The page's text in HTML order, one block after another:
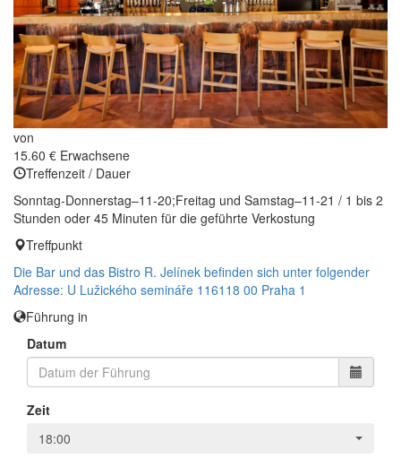
von
15.60 € Erwachsene
Treffenzeit / Dauer
Sonntag-Donnerstag–11-20;Freitag und Samstag–11-21 / 1 bis 2
Stunden oder 45 Minuten für die geführte Verkostung
Treffpunkt
Die Bar und das Bistro R. Jelínek befinden sich unter folgender
Adresse: U Lužického semináře 116118 00 Praha 1
Führung in
Datum
Zeit
18:00